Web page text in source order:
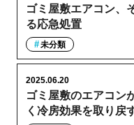
ゴミ屋敷エアコン、
る応急処置
未分類
ゴミ屋敷のエアコン
く冷房効果を取り戻
2025.06.20